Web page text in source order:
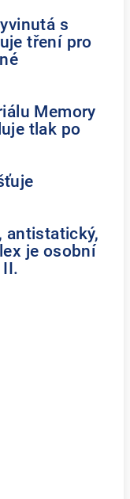
s
tření pro
Memory
tlak po
antistatický,
je osobní